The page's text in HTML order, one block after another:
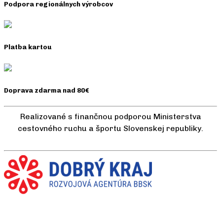
Podpora regionálnych výrobcov
Platba kartou
Doprava zdarma nad 80€
Realizované s finančnou podporou Ministerstva
cestovného ruchu a športu Slovenskej republiky.